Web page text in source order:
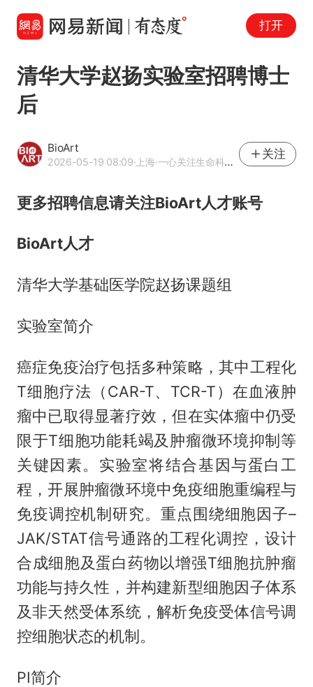
打开
清华大学赵扬实验室招聘博士
后
BioArt
2026-05-19 08:09·上海·一心关注生命科学，只为分享更多有料的讯息
关注
更多招聘信息请关注BioArt人才账号
BioArt人才
清华大学基础医学院赵扬课题组
实验室简介
癌症免疫治疗包括多种策略，其中工程化
T细胞疗法（CAR-T、TCR-T）在血液肿
瘤中已取得显著疗效，但在实体瘤中仍受
限于T细胞功能耗竭及肿瘤微环境抑制等
关键因素。实验室将结合基因与蛋白工
程，开展肿瘤微环境中免疫细胞重编程与
免疫调控机制研究。重点围绕细胞因子–
JAK/STAT信号通路的工程化调控，设计
合成细胞及蛋白药物以增强T细胞抗肿瘤
功能与持久性，并构建新型细胞因子体系
及非天然受体系统，解析免疫受体信号调
控细胞状态的机制。
PI简介